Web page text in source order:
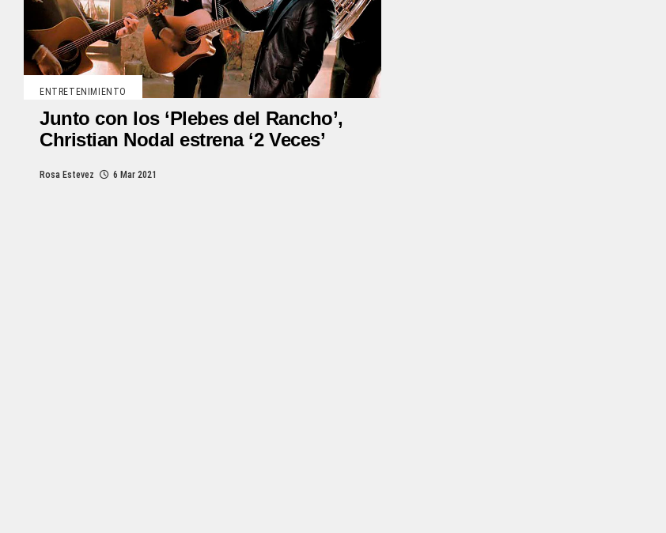
ENTRETENIMIENTO
Junto con los ‘Plebes del Rancho’,
Christian Nodal estrena ‘2 Veces’
Rosa Estevez 6 Mar 2021